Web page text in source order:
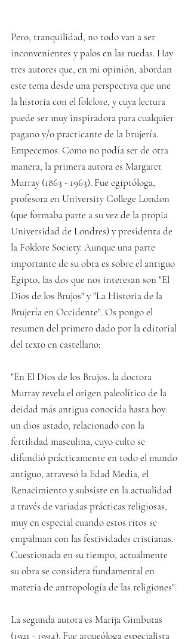
Pero, tranquilidad, no todo van a ser
inconvenientes y palos en las ruedas. Hay
tres autores que, en mi opinión, abordan
este tema desde una perspectiva que une
la historia con el folclore, y cuya lectura
puede ser muy inspiradora para cualquier
pagano y/o practicante de la brujería.
Empecemos. Como no podía ser de otra
manera, la primera autora es Margaret
Murray (1863 - 1963). Fue egiptóloga,
profesora en University College London
(que formaba parte a su vez de la propia
Universidad de Londres) y presidenta de
la Foklore Society. Aunque una parte
importante de su obra es sobre el antiguo
Egipto, las dos que nos interesan son "El
Dios de los Brujos" y "La Historia de la
Brujería en Occidente". Os pongo el
resumen del primero dado por la editorial
del texto en castellano:
"En El Dios de los Brujos, la doctora
Murray revela el origen paleolítico de la
deidad más antigua conocida hasta hoy:
un dios astado, relacionado con la
fertilidad masculina, cuyo culto se
difundió prácticamente en todo el mundo
antiguo, atravesó la Edad Media, el
Renacimiento y subsiste en la actualidad
a través de variadas prácticas religiosas,
muy en especial cuando estos ritos se
empalman con las festividades cristianas.
Cuestionada en su tiempo, actualmente
su obra se considera fundamental en
materia de antropología de las religiones".
La segunda autora es Marija Gimbutas
(1921 - 1994). Fue arqueóloga especialista